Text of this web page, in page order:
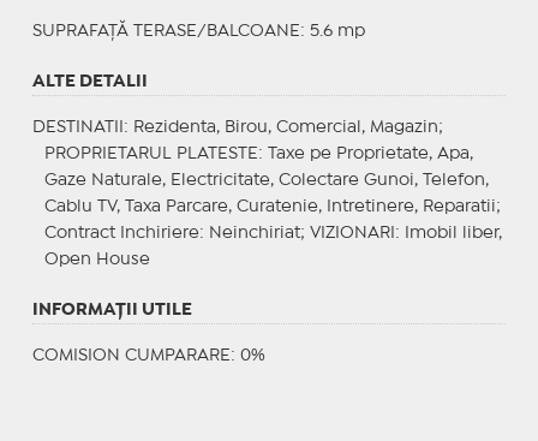
SUPRAFAȚĂ TERASE/BALCOANE: 5.6 mp
ALTE DETALII
DESTINATII : Rezidenta, Birou, Comercial, Magazin;
PROPRIETARUL PLATESTE : Taxe pe Proprietate, Apa,
Gaze Naturale, Electricitate, Colectare Gunoi, Telefon,
Cablu TV, Taxa Parcare, Curatenie, Intretinere, Reparatii;
Contract Inchiriere: Neinchiriat; VIZIONARI : Imobil liber,
Open House
INFORMAŢII UTILE
COMISION CUMPARARE: 0%